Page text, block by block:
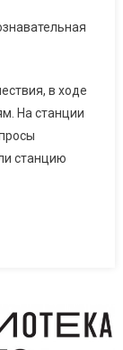
в ходе
На станции
станцию